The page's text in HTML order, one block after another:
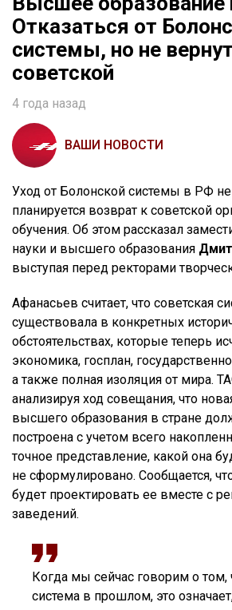
Отказаться от
системы, но не
советской
4 года назад
ВАШИ НОВОСТИ
Уход от Болонской системы в РФ не
планируется возврат к советской
обучения. Об этом рассказал
науки и высшего образования
выступая перед ректорами
Афанасьев считает, что советская
существовала в конкретных
обстоятельствах, которые теперь
экономика, госплан,
а также полная изоляция от мира.
анализируя ход совещания, что
высшего образования в стране
построена с учетом всего
точное представление, какой она
не сформулировано. Сообщается,
будет проектировать ее вместе с
заведений.
Когда мы сейчас говорим о том,
система в прошлом, это